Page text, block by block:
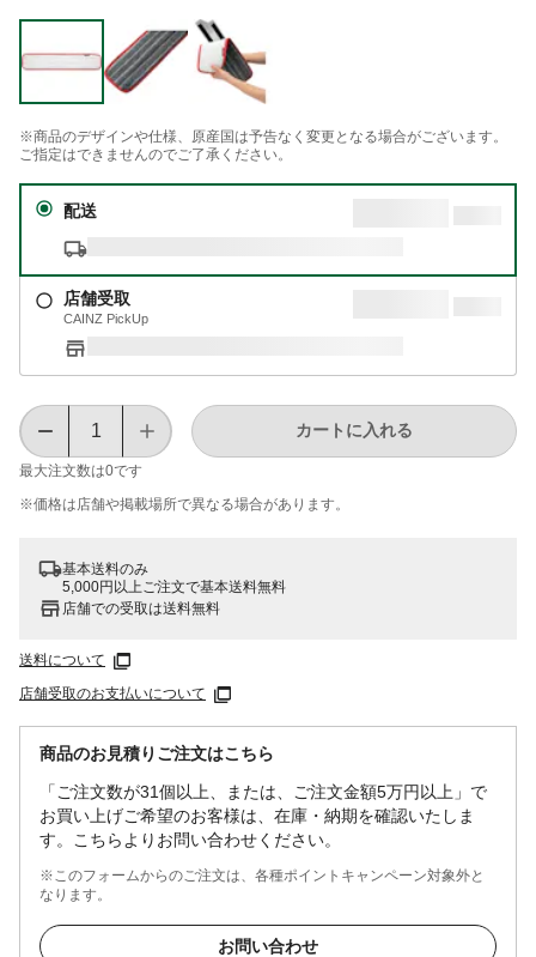
※商品のデザインや仕様、原産国は予告なく変更となる場合がございます。
ご指定はできませんのでご了承ください。
配送
店舗受取
CAINZ PickUp
最大注文数は0です
カートに入れる
※価格は​店舗や​掲載場所で​異なる​場合が​あります。
基本送料のみ
5,000円以上ご注文で基本送料無料
店舗での受取は送料無料
送料について
店舗受取のお支払いについて
商品のお見積りご注文はこちら
「ご注文数が31個以上、または、ご注文金額5万円以上」で
お買い上げご希望のお客様は、在庫・納期を確認いたしま
す。こちらよりお問い合わせください。
※このフォームからのご注文は、各種ポイントキャンペーン対象外と
なります。
お問い合わせ